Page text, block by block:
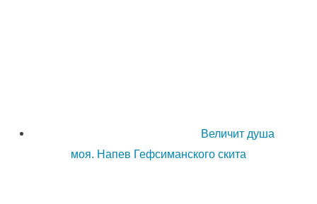
Величит душа
моя. Напев Гефсиманского скита